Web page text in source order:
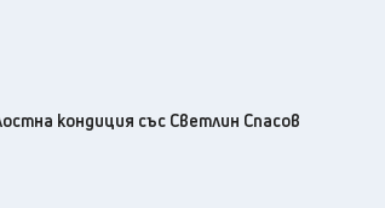
кондиция със Светлин Спасов